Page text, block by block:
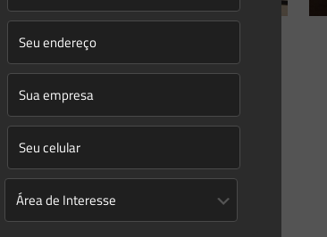
Saeson 07/10/2022
ser investigado ao mesmo
pelo MPE e MPF?
estabelece o artigo 127 da Constituição Federal,